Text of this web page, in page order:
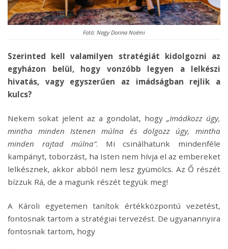
Fotó: Nagy Dorina Noémi
Szerinted kell valamilyen stratégiát kidolgozni az
egyházon belül, hogy vonzóbb legyen a lelkészi
hivatás, vagy egyszerűen az imádságban rejlik a
kulcs?
Nekem sokat jelent az a gondolat, hogy „Imádkozz úgy,
mintha minden Istenen múlna és dolgozz úgy, mintha
minden rajtad múlna”. Mi csinálhatunk mindenféle
kampányt, toborzást, ha Isten nem hívja el az embereket
lelkésznek, akkor abból nem lesz gyümölcs. Az Ő részét
bízzuk Rá, de a magunk részét tegyük meg!
A Károli egyetemen tanítok értékközpontú vezetést,
fontosnak tartom a stratégiai tervezést. De ugyanannyira
fontosnak tartom, hogy